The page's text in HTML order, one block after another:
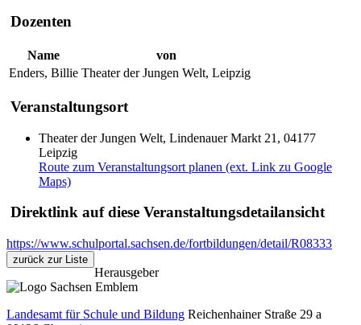
Dozenten
Name
von
Enders, Billie Theater der Jungen Welt, Leipzig
Veranstaltungsort
Theater der Jungen Welt, Lindenauer Markt 21, 04177
Leipzig
Route zum Veranstaltungsort planen (ext. Link zu Google
Maps)
Direktlink auf diese Veranstaltungsdetailansicht
https://www.schulportal.sachsen.de/fortbildungen/detail/R08333
zurück zur Liste
Herausgeber
Landesamt für Schule und Bildung Reichenhainer Straße 29 a